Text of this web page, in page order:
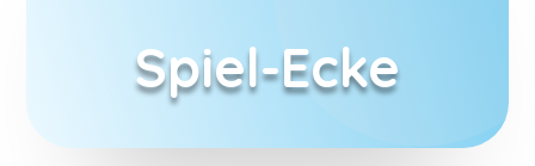
Spiel-Ecke